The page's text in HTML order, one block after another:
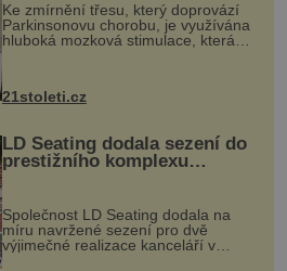
Ke zmírnění třesu, který doprovází
Parkinsonovu chorobu, je využívána
hluboká mozková stimulace, která
však vyžaduje vysoce invazivní
zákrok. Ultrazvuk zase není vhodný
k dostatečně přesnému zacílení ...
21stoleti.cz
LD Seating dodala sezení do
prestižního komplexu
MediaCityUK v Salfordu
Společnost LD Seating dodala na
míru navržené sezení pro dvě
výjimečné realizace kanceláří v
areálu MediaCityUK v anglickém